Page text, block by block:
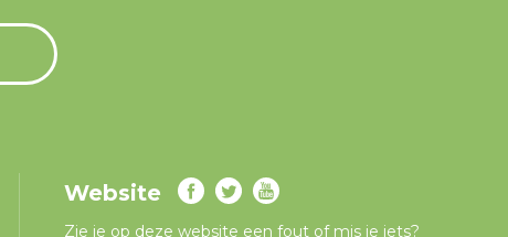
Website
Zie je op deze website een fout of mis je iets?